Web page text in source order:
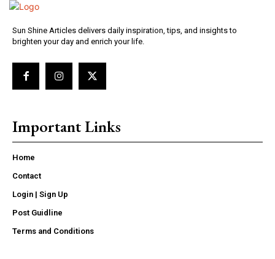
Sun Shine Articles delivers daily inspiration, tips, and insights to
brighten your day and enrich your life.
Important Links
Home
Contact
Login | Sign Up
Post Guidline
Terms and Conditions